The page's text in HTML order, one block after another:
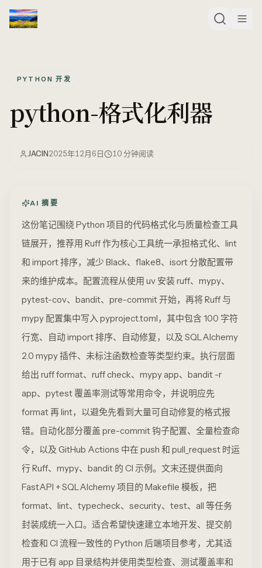
PYTHON 开发
python-格式化利器
JACIN2025年12月6日 10分钟阅读
AI 摘要
这份笔记围绕 Python 项目的代码格式化与质量检查工具
链展开，推荐用 Ruff 作为核心工具统一承担格式化、lint
和 import 排序，减少 Black、flake8、isort 分散配置带
来的维护成本。配置流程从使用 uv 安装 ruff、mypy、
pytest-cov、bandit、pre-commit 开始，再将 Ruff 与
mypy 配置集中写入 pyproject.toml，其中包含 100 字符
行宽、自动 import 排序、自动修复，以及 SQLAlchemy
2.0 mypy 插件、未标注函数检查等类型约束。执行层面
给出 ruff format、ruff check、mypy app、bandit -r
app、pytest 覆盖率测试等常用命令，并说明应先
format 再 lint，以避免先看到大量可自动修复的格式报
错。自动化部分覆盖 pre-commit 钩子配置、全量检查命
令，以及 GitHub Actions 中在 push 和 pull_request 时运
行 Ruff、mypy、bandit 的 CI 示例。文末还提供面向
FastAPI + SQLAlchemy 项目的 Makefile 模板，把
format、lint、typecheck、security、test、all 等任务
封装成统一入口。适合希望快速建立本地开发、提交前
检查和 CI 流程一致性的 Python 后端项目参考，尤其适
用于已有 app 目录结构并使用类型检查、测试覆盖率和